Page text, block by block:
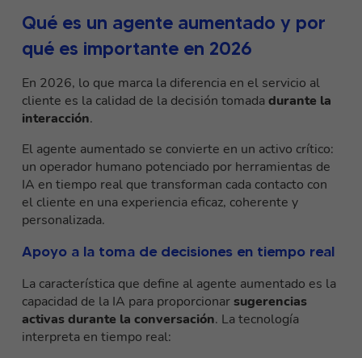
Qué es un agente aumentado y por
qué es importante en 2026
En 2026, lo que marca la diferencia en el servicio al
cliente es la calidad de la decisión tomadadurante la
interacción.
El agente aumentado se convierte en un activo crítico:
un operador humano potenciado por herramientas de
IA en tiempo real que transforman cada contacto con
el cliente en una experiencia eficaz, coherente y
personalizada.
Apoyo a la toma de decisiones en tiempo real
La característica que define al agente aumentado es la
capacidad de la IA para proporcionarsugerencias
activas durante la conversación. La tecnología
interpreta en tiempo real: